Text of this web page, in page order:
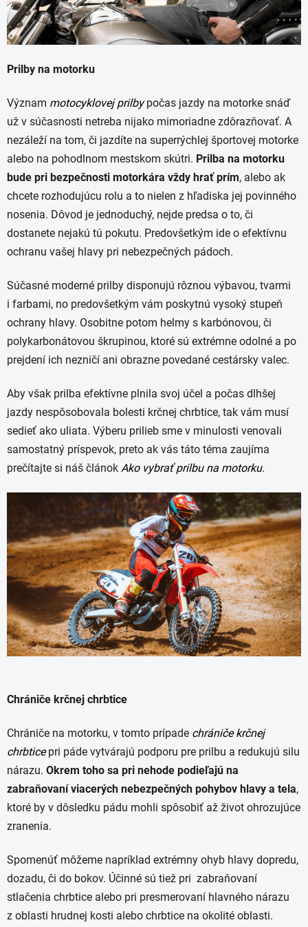
Prilby na motorku
Význam motocyklovej prilbypočas jazdy na motorke snáď
už v súčasnosti netreba nijako mimoriadne zdôrazňovať. A
nezáleží na tom, či jazdíte na superrýchlej športovej motorke
alebo na pohodlnom mestskom skútri. Prilba na motorku
bude pri bezpečnosti motorkára vždy hrať prím, alebo ak
chcete rozhodujúcu rolu a to nielen z hľadiska jej povinného
nosenia. Dôvod je jednoduchý, nejde predsa o to, či
dostanete nejakú tú pokutu. Predovšetkým ide o efektívnu
ochranu vašej hlavy pri nebezpečných pádoch.
Súčasné moderné prilby disponujú rôznou výbavou, tvarmi
i farbami, no predovšetkým vám poskytnú vysoký stupeň
ochrany hlavy. Osobitne potom helmy s karbónovou, či
polykarbonátovou škrupinou, ktoré sú extrémne odolné a po
prejdení ich nezničí ani obrazne povedané cestársky valec.
Aby však prilba efektívne plnila svoj účel a počas dlhšej
jazdy nespôsobovala bolesti krčnej chrbtice, tak vám musí
sedieť ako uliata. Výberu prilieb sme v minulosti venovali
samostatný príspevok, preto ak vás táto téma zaujíma
prečítajte si náš článok Ako vybrať prilbu na motorku.
Chrániče krčnej chrbtice
Chrániče na motorku, v tomto prípade chrániče krčnej
chrbticepri páde vytvárajú podporu pre prilbu a redukujú silu
nárazu. Okrem toho sa pri nehode podieľajú na
zabraňovaní viacerých nebezpečných pohybov hlavy a tela,
ktoré by v dôsledku pádu mohli spôsobiť až život ohrozujúce
zranenia.
Spomenúť môžeme napríklad extrémny ohyb hlavy dopredu,
dozadu, či do bokov. Účinné sú tiež pri zabraňovaní
stlačenia chrbtice alebo pri presmerovaní hlavného nárazu
z oblasti hrudnej kosti alebo chrbtice na okolité oblasti.